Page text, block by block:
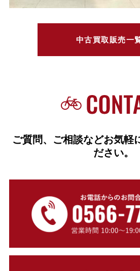
中古買取販売一
ご質問、ご相談などお気軽
ださい。